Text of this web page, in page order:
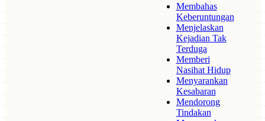
Membahas
Keberuntungan
Menjelaskan
Kejadian Tak
Terduga
Memberi
Nasihat Hidup
Menyarankan
Kesabaran
Mendorong
Tindakan